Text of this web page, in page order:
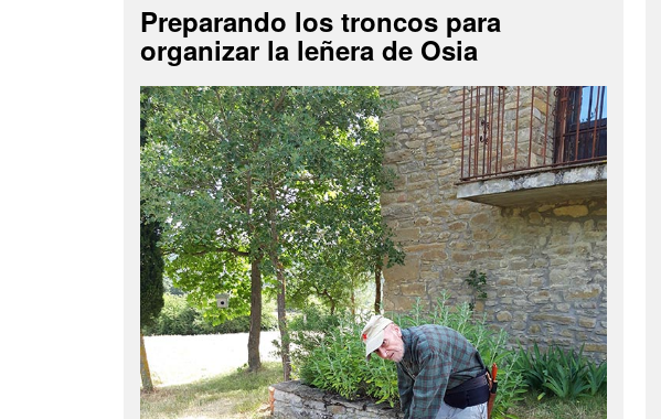
Preparando los troncos para
organizar la leñera de Osia